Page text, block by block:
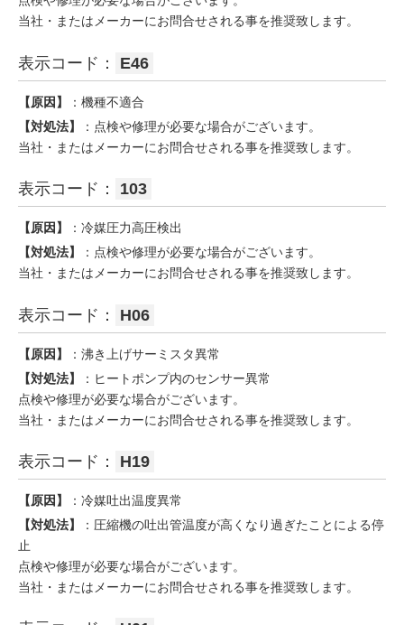
当社・またはメーカーにお問合せされる事を推奨致します。
表示コード： E46
【原因】
：機種不適合
【対処法】
：点検や修理が必要な場合がございます。
当社・またはメーカーにお問合せされる事を推奨致します。
表示コード： 103
【原因】
：冷媒圧力高圧検出
【対処法】
：点検や修理が必要な場合がございます。
当社・またはメーカーにお問合せされる事を推奨致します。
表示コード： H06
【原因】
：沸き上げサーミスタ異常
【対処法】
：ヒートポンプ内のセンサー異常
点検や修理が必要な場合がございます。
当社・またはメーカーにお問合せされる事を推奨致します。
表示コード： H19
【原因】
：冷媒吐出温度異常
【対処法】
：圧縮機の吐出管温度が高くなり過ぎたことによる停
止
点検や修理が必要な場合がございます。
当社・またはメーカーにお問合せされる事を推奨致します。